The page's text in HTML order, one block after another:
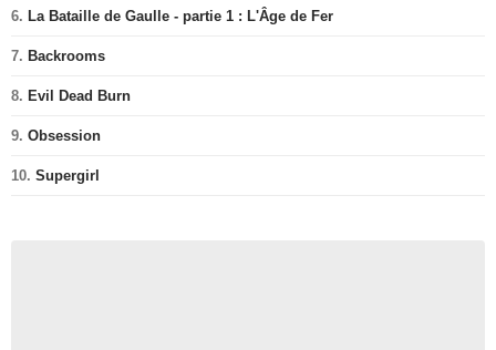
6. La Bataille de Gaulle - partie 1 : L'Âge de Fer
7. Backrooms
8. Evil Dead Burn
9. Obsession
10. Supergirl